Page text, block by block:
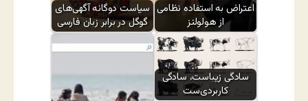
سیاست دوگانه آگهی‌های
گوگل در برابر زبان فارسی
اعتراض به استفاده نظامی
از هولولنز
سادگی زیباست، سادگی
کاربردی‌ست